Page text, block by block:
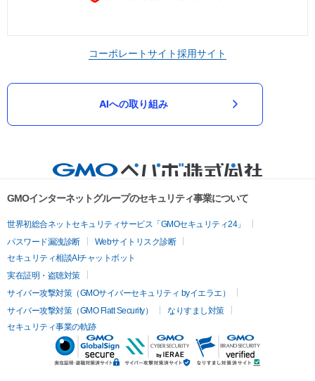
コーポレートサイト採用サイト
AIへの取り組み
GMOインターネットグループのセキュリティ事業について
世界初総合ネットセキュリティサービス「GMOセキュリティ24」
パスワード漏洩診断
Webサイトリスク診断
セキュリティ相談AIチャットボット
実在証明・盗聴対策
サイバー攻撃対策（GMOサイバーセキュリティ byイエラエ）
サイバー攻撃対策（GMO Flatt Security）
なりすまし対策
セキュリティ事業の軌跡